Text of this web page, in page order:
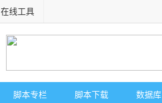
在线工具
脚本专栏 脚本下载 数据库